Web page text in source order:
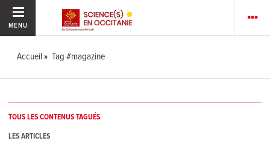
MENU
Accueil Tag #magazine
TOUS LES CONTENUS TAGUÉS
LES ARTICLES